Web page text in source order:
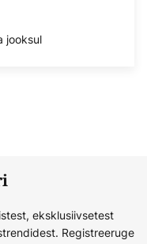
jooksul
eksklusiivsetest
Registreeruge